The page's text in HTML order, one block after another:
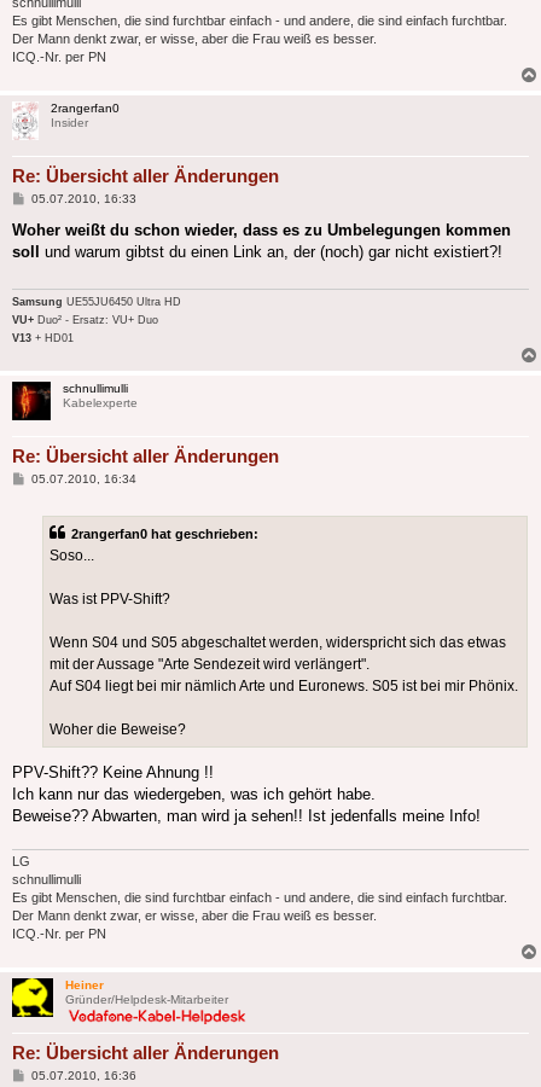
Es gibt Menschen, die sind furchtbar einfach - und andere, die sind einfach furchtbar.
Der Mann denkt zwar, er wisse, aber die Frau weiß es besser.
ICQ.-Nr. per PN
2rangerfan0
Insider
Re: Übersicht aller Änderungen
Beitrag
05.07.2010, 16:33
Woher weißt du schon wieder, dass es zu Umbelegungen kommen
soll
und warum gibtst du einen Link an, der (noch) gar nicht existiert?!
Samsung UE55JU6450 Ultra HD
VU+ Duo² - Ersatz: VU+ Duo
V13 + HD01
schnullimulli
Kabelexperte
Re: Übersicht aller Änderungen
Beitrag
05.07.2010, 16:34
2rangerfan0 hat geschrieben:
Soso...
Was ist PPV-Shift?
Wenn S04 und S05 abgeschaltet werden, widerspricht sich das etwas
mit der Aussage "Arte Sendezeit wird verlängert".
Auf S04 liegt bei mir nämlich Arte und Euronews. S05 ist bei mir Phönix.
Woher die Beweise?
PPV-Shift?? Keine Ahnung !!
Ich kann nur das wiedergeben, was ich gehört habe.
Beweise?? Abwarten, man wird ja sehen!! Ist jedenfalls meine Info!
LG
schnullimulli
Es gibt Menschen, die sind furchtbar einfach - und andere, die sind einfach furchtbar.
Der Mann denkt zwar, er wisse, aber die Frau weiß es besser.
ICQ.-Nr. per PN
Heiner
Gründer/Helpdesk-Mitarbeiter
Re: Übersicht aller Änderungen
Beitrag
05.07.2010, 16:36